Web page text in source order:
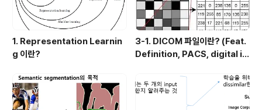
1. Representation Learnin
g 이란?
3-1. DICOM 파일이란? (Feat.
Definition, PACS, digital i